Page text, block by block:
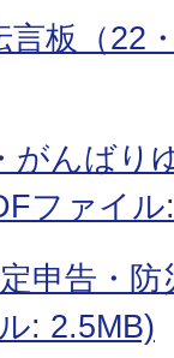
言板（22
がんばり
ファイ
申告・
: 2.5MB)